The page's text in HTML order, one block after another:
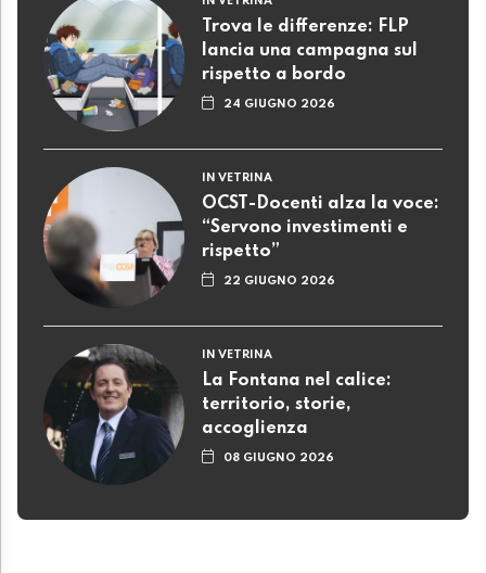
Trova le differenze: FLP
lancia una campagna sul
rispetto a bordo
24 GIUGNO 2026
IN VETRINA
OCST-Docenti alza la voce:
“Servono investimenti e
rispetto”
22 GIUGNO 2026
IN VETRINA
La Fontana nel calice:
territorio, storie,
accoglienza
08 GIUGNO 2026